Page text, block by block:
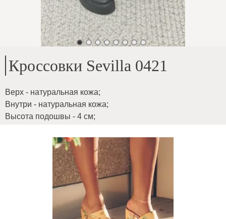
Кроссовки Sevilla 0421
Верх - натуральная кожа;
Внутри - натуральная кожа;
Высота подошвы - 4 см;
Очень легкая модель
2oN0PELdtrGxlSUgnOBh